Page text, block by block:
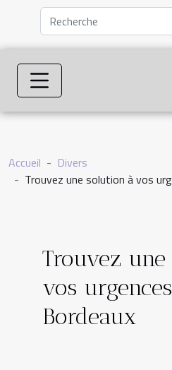
Accueil
Divers
Trouvez une solution à vos
Trouvez
vos
Bordeaux